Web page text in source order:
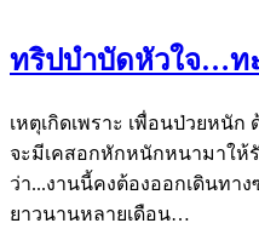
ทริปบำบัดหัวใจ…ท
เหตุเกิดเพราะ เพื่อนป่วยหนั
จะมีเคสอกหักหนักหนามาให้
ว่า...งานนี้คงต้องออกเดินทา
ยาวนานหลายเดือน…